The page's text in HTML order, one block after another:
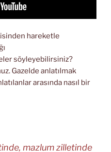
hareketle
söyleyebilirsiniz?
Gazelde anlatılmak
arasında nasıl bir
mazlum zilletinde